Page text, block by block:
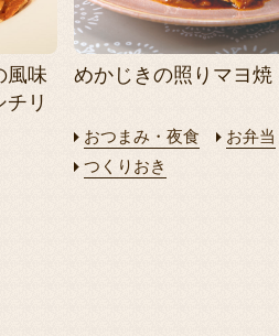
風味
リ
めかじきの照りマヨ焼
おつまみ・夜食
お弁当
つくりおき